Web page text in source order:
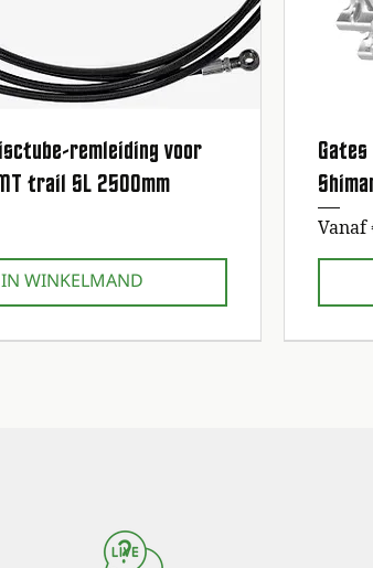
Snel overzicht
remleiding voor
trail SL 2500mm
IN WINKELMAND
Vanaf